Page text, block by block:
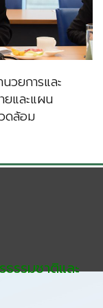
วยการและ
และแผน
ดล้อม
รรมชาติและ